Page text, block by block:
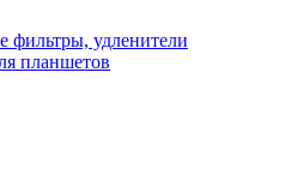
фильтры, удленители
планшетов